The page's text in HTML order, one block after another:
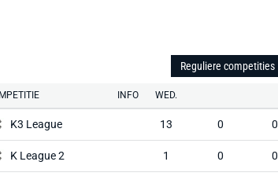
Reguliere competities
INFO WED.
K3 League 13 0 0
K League 2 1 0 0